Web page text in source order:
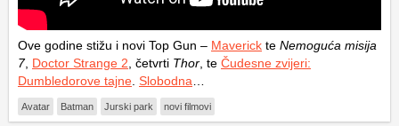
Ove godine stižu i novi Top Gun – Maverick te Nemoguća misija
7, Doctor Strange 2 , četvrti Thor , te Čudesne zvijeri:
Dumbledorove tajne Slobodna
Avatar Batman Jurski park novi filmovi